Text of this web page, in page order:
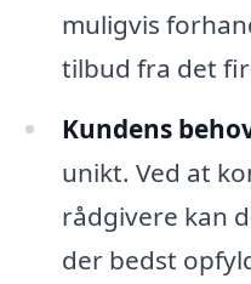
muligvis
tilbud fra det
Kundens
unikt. Ved at
rådgivere kan
der bedst